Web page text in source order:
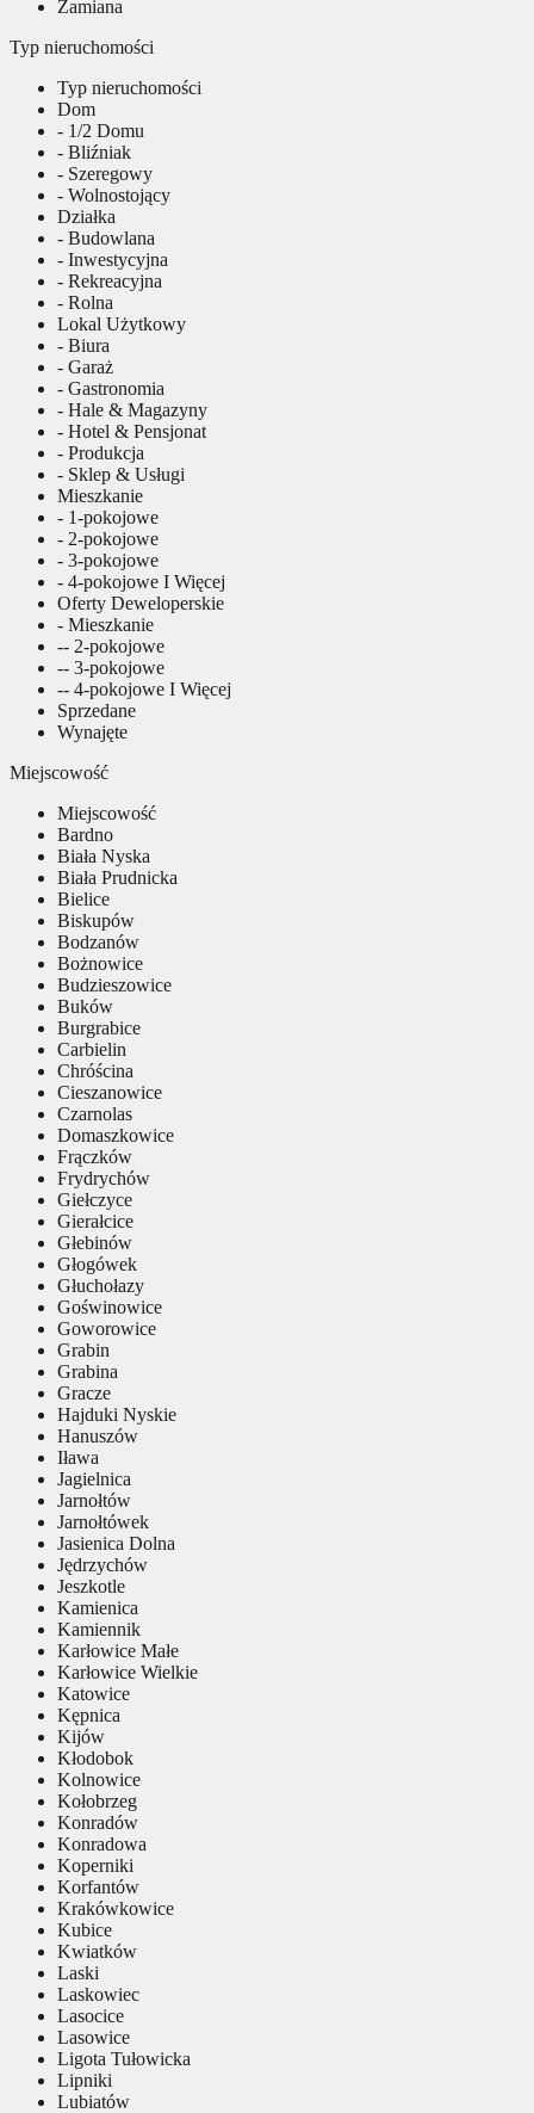
Zamiana
Typ nieruchomości
Typ nieruchomości
Dom
- 1/2 Domu
- Bliźniak
- Szeregowy
- Wolnostojący
Działka
- Budowlana
- Inwestycyjna
- Rekreacyjna
- Rolna
Lokal Użytkowy
- Biura
- Garaż
- Gastronomia
- Hale & Magazyny
- Hotel & Pensjonat
- Produkcja
- Sklep & Usługi
Mieszkanie
- 1-pokojowe
- 2-pokojowe
- 3-pokojowe
- 4-pokojowe I Więcej
Oferty Deweloperskie
- Mieszkanie
-- 2-pokojowe
-- 3-pokojowe
-- 4-pokojowe I Więcej
Sprzedane
Wynajęte
Miejscowość
Miejscowość
Bardno
Biała Nyska
Biała Prudnicka
Bielice
Biskupów
Bodzanów
Bożnowice
Budzieszowice
Buków
Burgrabice
Carbielin
Chróścina
Cieszanowice
Czarnolas
Domaszkowice
Frączków
Frydrychów
Giełczyce
Gierałcice
Głebinów
Głogówek
Głuchołazy
Goświnowice
Goworowice
Grabin
Grabina
Gracze
Hajduki Nyskie
Hanuszów
Iława
Jagielnica
Jarnołtów
Jarnołtówek
Jasienica Dolna
Jędrzychów
Jeszkotle
Kamienica
Kamiennik
Karłowice Małe
Karłowice Wielkie
Katowice
Kępnica
Kijów
Kłodobok
Kolnowice
Kołobrzeg
Konradów
Konradowa
Koperniki
Korfantów
Krakówkowice
Kubice
Kwiatków
Laski
Laskowiec
Lasocice
Lasowice
Ligota Tułowicka
Lipniki
Lubiatów